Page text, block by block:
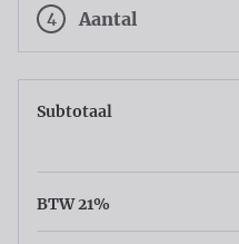
4 Aantal
Subtotaal
BTW 21%